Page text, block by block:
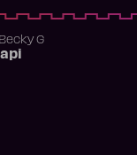
Becky G